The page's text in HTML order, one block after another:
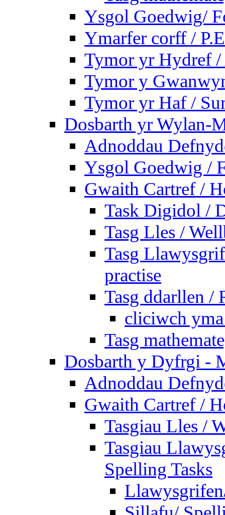
Ysgol Goedwig/
Ymarfer corff /
Tymor yr Hydref
Tymor y
Tymor yr Haf /
Dosbarth yr Wylan-
Adnoddau
Ysgol Goedwig /
Gwaith Cartref /
Task Digidol /
Tasg Lles /
Tasg
practise
Tasg ddarllen /
cliciwch
Tasg
Dosbarth y Dyfrgi -
Adnoddau
Gwaith Cartref /
Tasgiau Lles /
Tasgiau
Spelling Tasks